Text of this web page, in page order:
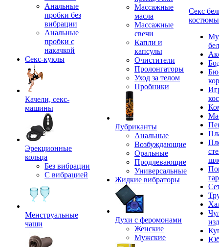
Анальные
пробки без
вибрации
Анальные
пробки с
накачкой
Секс-куклы
Качели, секс-
машины
Эрекционные
кольца
Без вибрации
С вибрацией
Менструальные
чаши
Массажные
масла
Массажные
свечи
Капли и
капсулы
Очистители
Пролонгаторы
Уход за телом
Пробники
Лубриканты
Анальные
Возбуждающие
Оральные
Продлевающие
Универсальные
Жидкие вибраторы
Духи с феромонами
Женские
Мужские
Секс
костюмы